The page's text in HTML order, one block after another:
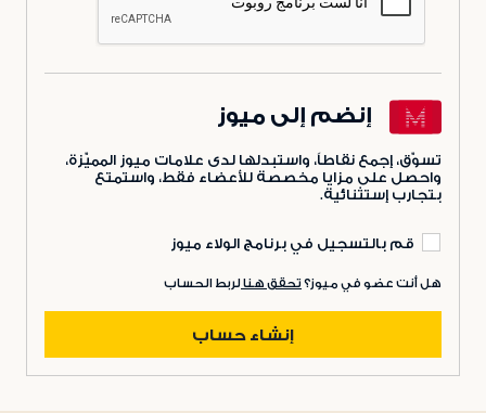
إنضم إلى ميوز
تسوّق، إجمع نقاطاً، واستبدلها لدى علامات ميوز المميّزة،
واحصل على مزايا مخصصة للأعضاء فقط، واستمتع
بتجارب إستثنائية.
قم بالتسجيل في برنامج الولاء ميوز
هل أنت عضو في ميوز؟ تحقق هنا لربط الحساب
إنشاء حساب